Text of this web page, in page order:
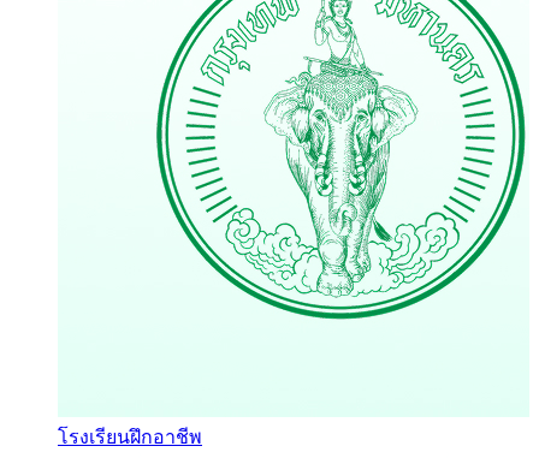
โรงเรียนฝึกอาชีพ